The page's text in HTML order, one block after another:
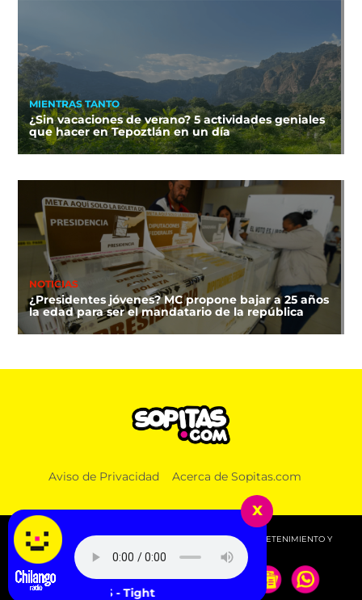
MIENTRAS TANTO
¿Sin vacaciones de verano? 5 actividades geniales
que hacer en Tepoztlán en un día
NOTICIAS
¿Presidentes jóvenes? MC propone bajar a 25 años
la edad para ser el mandatario de la república
¿A qué hora y dónde ver la clausura de los Juegos
Aviso de Privacidad Acerca de Sopitas.com
© 2026 SOPITAS.COM - MÚSICA, NOTICIAS, DEPORTES, ENTRETENIMIENTO Y
MÁS!.
x
INXS - Tight